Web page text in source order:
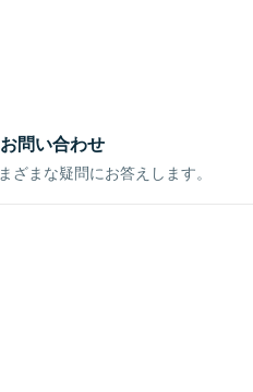
問い合わせ
ざまな疑問にお答えします。